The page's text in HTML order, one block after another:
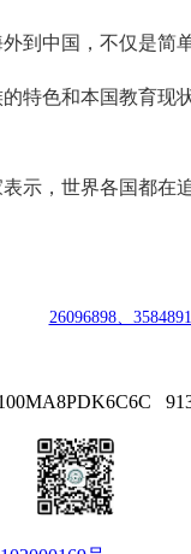
到中国，不仅是简
特色和本国教育
示，世界各国都
26096898、